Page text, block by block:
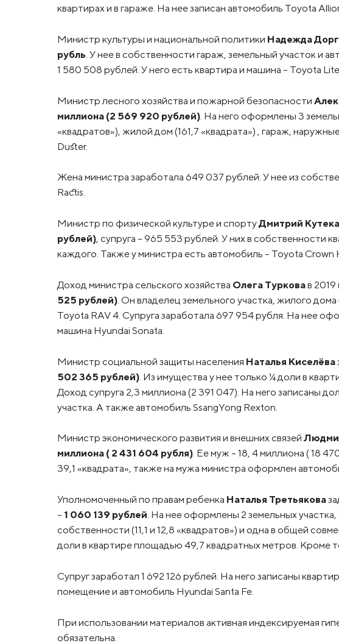
квартирах и в гараже. На нее записан автомобиль Toyota
Министр культуры и национальной политики Надежда
рубль . У нее в собственности гараж, земельный участок и
1 580 508 рублей. У него есть квартира и машина – Toyota
Министр лесного хозяйства и пожарной безопасности
миллиона (2 569 920 рублей). На него оформлены 3
«квадратов»), жилой дом (161,7 «квадрата») , гараж,
Duster.
Жена министра заработала 649 037 рублей. У нее из
Ractis.
Министр по физической культуре и спортуДмитрий Кутека
рублей), супруга – 965 553 рублей. У них в собственности
каждого. Также у министра есть автомобиль – Toyota Crown
Доход министра сельского хозяйства Олега Турковав 2019
525 рублей). Он владелец земельного участка, жилого
Toyota RAV 4. Супруга заработала 697 954 рубля. На нее
машина Hyundai Sonata.
Министр социальной защиты населения Наталья Киселёва
502 365 рублей). Из имущества у нее только ¼ доли в
Доход супруга 2,3 миллиона (2 391 047). На него записаны
участка. А также автомобиль SsangYong Rexton.
Министр экономического развития и внешних связей
миллиона ( 2 431 604 рубля). Ее муж – 18, 4 миллиона ( 18
39,1 «квадрата», также на мужа министра оформлен
Уполномоченный по правам ребенка Наталья Третьякова
– 1 060 139 рублей. На нее оформлены 2 земельных
собственности (11,1 и 12,8 «квадратов») и одна в общей
доли в квартире площадью 49,7 квадратных метров. Кроме
Супруг заработал 1 692 126 рублей. На него записаны
помещение и автомобиль Hyundai Santa Fe.
При использовании материалов активная индексируемая
обязательна.